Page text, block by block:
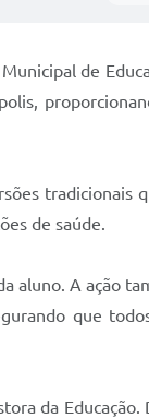
de
tradicionais
de saúde.
aluno. A ação
que
da Educação.